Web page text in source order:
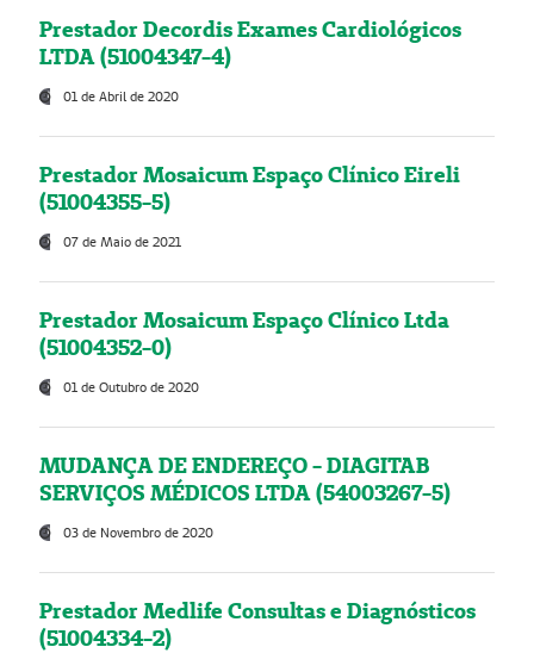
Prestador Decordis Exames Cardiológicos
LTDA (51004347-4)
01 de Abril de 2020
Prestador Mosaicum Espaço Clínico Eireli
(51004355-5)
07 de Maio de 2021
Prestador Mosaicum Espaço Clínico Ltda
(51004352-0)
01 de Outubro de 2020
MUDANÇA DE ENDEREÇO - DIAGITAB
SERVIÇOS MÉDICOS LTDA (54003267-5)
03 de Novembro de 2020
Prestador Medlife Consultas e Diagnósticos
(51004334-2)